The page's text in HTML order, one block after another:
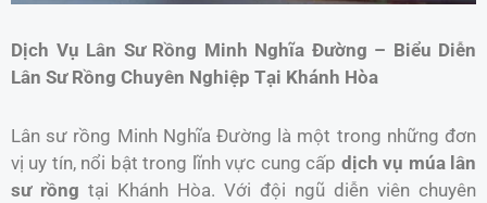
Dịch Vụ Lân Sư Rồng Minh Nghĩa Đường – Biểu Diễn
Lân Sư Rồng Chuyên Nghiệp Tại Khánh Hòa
Lân sư rồng Minh Nghĩa Đường là một trong những đơn
vị uy tín, nổi bật trong lĩnh vực cung cấp dịch vụ múa lân
sư rồng tại Khánh Hòa. Với đội ngũ diễn viên chuyên